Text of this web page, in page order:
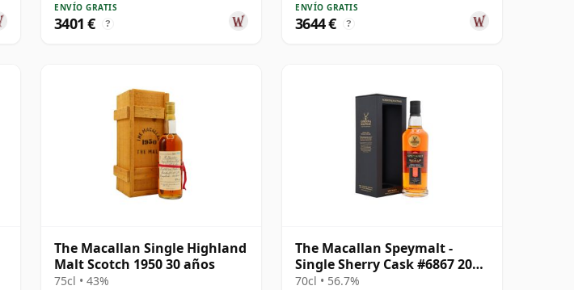
ENVÍO GRATIS
3401 € ?
ENVÍO GRATIS
3644 € ?
The Macallan Single Highland
Malt Scotch 1950 30 años
75cl • 43%
The Macallan Speymalt -
Single Sherry Cask #6867 2005
20 años
70cl • 56.7%